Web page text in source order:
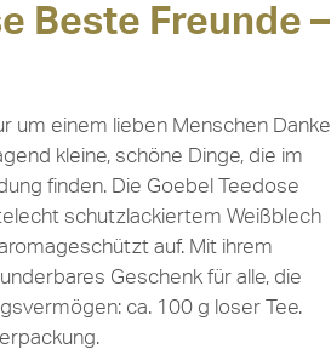
Beste Freunde –
um einem lieben Menschen Danke
kleine, schöne Dinge, die im
finden. Die Goebel Teedose
schutzlackiertem Weißblech
auf. Mit ihrem
Geschenk für alle, die
ca. 100 g loser Tee.